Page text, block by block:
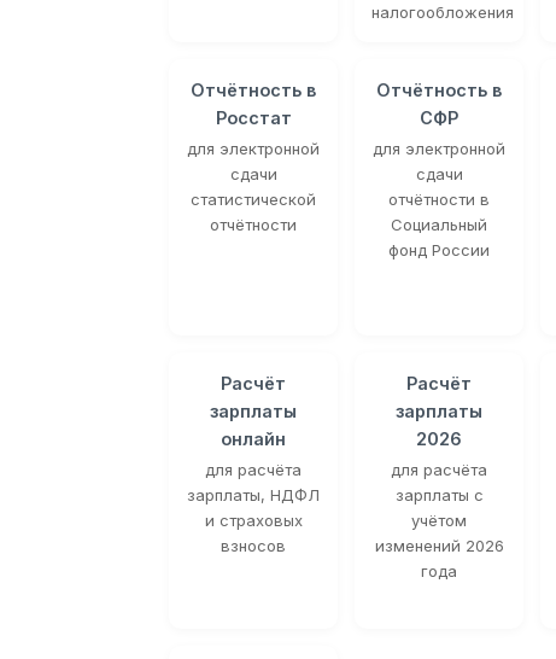
налогообложения
Отчётность в
Росстат
для электронной
сдачи
статистической
отчётности
Отчётность в
СФР
для электронной
сдачи
отчётности в
Социальный
фонд России
Расчёт
зарплаты
онлайн
для расчёта
зарплаты, НДФЛ
и страховых
взносов
Расчёт
зарплаты
2026
для расчёта
зарплаты с
учётом
изменений 2026
года